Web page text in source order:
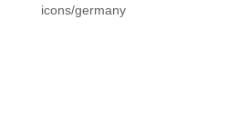
icons/germany